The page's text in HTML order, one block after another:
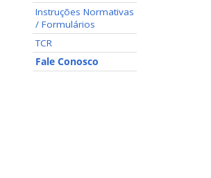
Instruções Normativas
/ Formulários
TCR
Fale Conosco